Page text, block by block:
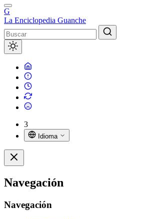
G
La Enciclopedia Guanche
3
Idioma
Navegación
Navegación